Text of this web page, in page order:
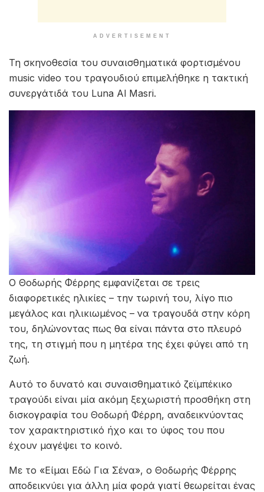
ADVERTISEMENT
Τη σκηνοθεσία του συναισθηματικά φορτισμένου
music video του τραγουδιού επιμελήθηκε η τακτική
συνεργάτιδά του Luna Al Masri.
Ο Θοδωρής Φέρρης εμφανίζεται σε τρεις
διαφορετικές ηλικίες – την τωρινή του, λίγο πιο
μεγάλος και ηλικιωμένος – να τραγουδά στην κόρη
του, δηλώνοντας πως θα είναι πάντα στο πλευρό
της, τη στιγμή που η μητέρα της έχει φύγει από τη
ζωή.
Αυτό το δυνατό και συναισθηματικό ζεϊμπέκικο
τραγούδι είναι μία ακόμη ξεχωριστή προσθήκη στη
δισκογραφία του Θοδωρή Φέρρη, αναδεικνύοντας
τον χαρακτηριστικό ήχο και το ύφος του που
έχουν μαγέψει το κοινό.
Με το «Είμαι Εδώ Για Σένα», ο Θοδωρής Φέρρης
αποδεικνύει για άλλη μία φορά γιατί θεωρείται ένας